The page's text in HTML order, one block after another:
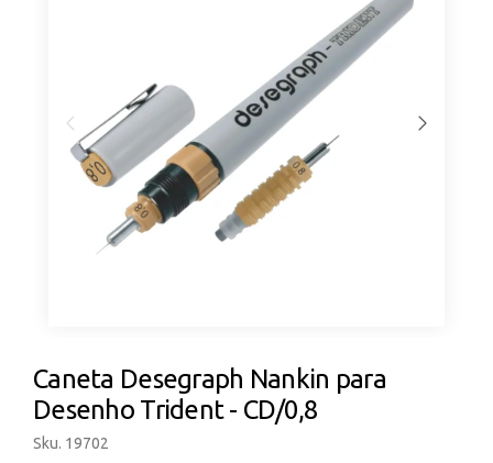
Caneta Desegraph Nankin para
Desenho Trident - CD/0,8
Sku. 19702